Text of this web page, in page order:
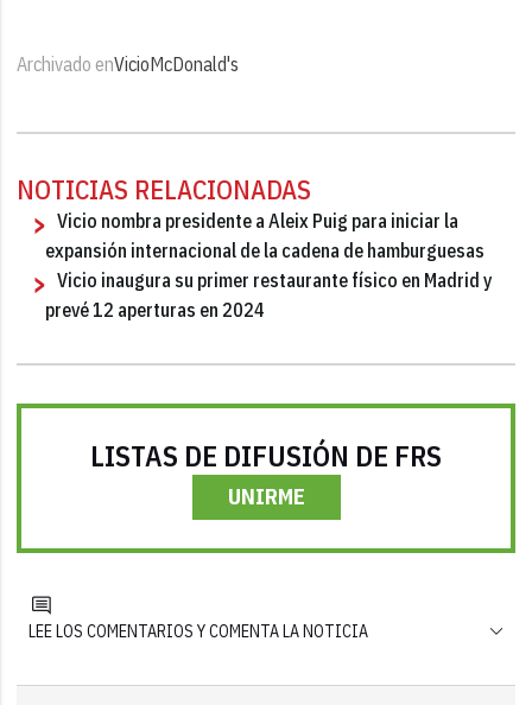
Archivado enVicioMcDonald's
NOTICIAS RELACIONADAS
Vicio nombra presidente a Aleix Puig para iniciar la
expansión internacional de la cadena de hamburguesas
Vicio inaugura su primer restaurante físico en Madrid y
prevé 12 aperturas en 2024
LISTAS DE DIFUSIÓN DE FRS
UNIRME
LEE LOS COMENTARIOS Y COMENTA LA NOTICIA